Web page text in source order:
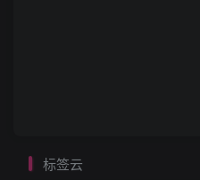
标签云